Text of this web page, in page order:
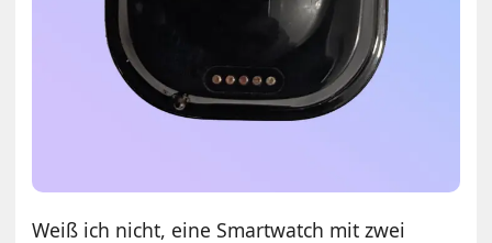
Weiß ich nicht, eine Smartwatch mit zwei